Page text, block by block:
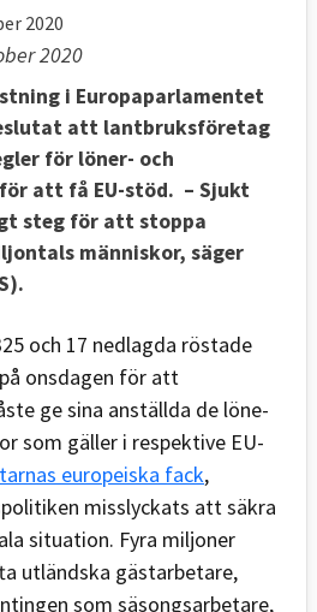
2020
2020
i Europaparlamentet
att lantbruksföretag
för löner- och
att få EU-stöd. – Sjukt
steg för att stoppa
människor, säger
och 17 nedlagda röstade
onsdagen för att
ge sina anställda de löne-
som gäller i respektive EU-
europeiska fack,
misslyckats att säkra
situation. Fyra miljoner
utländska gästarbetare,
som säsongsarbetare,